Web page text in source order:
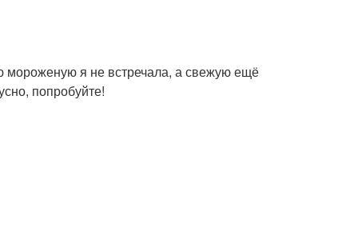
мороженую я не встречала, а свежую ещё
попробуйте!